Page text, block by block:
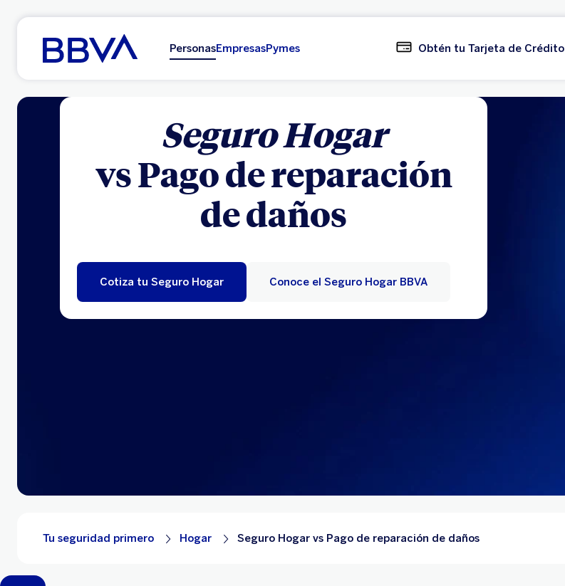
Ir al contenido principal
PersonasEmpresasPymes Obtén tu Tarjeta de Crédito
Seguro Hogar
vs Pago de reparación
de daños
Cotiza tu Seguro Hogar Conoce el Seguro Hogar BBVA
Tu seguridad primero Hogar Seguro Hogar vs Pago de reparación de daños